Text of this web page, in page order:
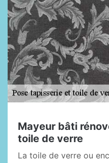
Mayeur bâti
toile de verre
La toile de verre ou